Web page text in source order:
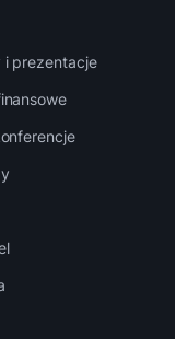
i prezentacje